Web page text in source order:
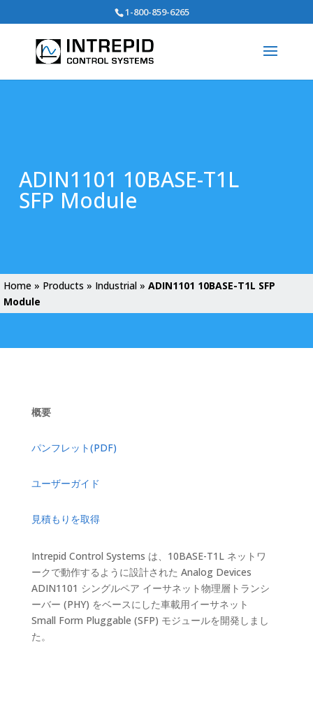
1-800-859-6265
ADIN1101 10BASE-T1L
SFP Module
Home » Products » Industrial » ADIN1101 10BASE-T1L SFP
Module
概要
パンフレット(PDF)
ユーザーガイド
見積もりを取得
Intrepid Control Systems は、10BASE-T1L ネットワ
ークで動作するように設計された Analog Devices
ADIN1101 シングルペア イーサネット物理層トランシ
ーバー (PHY) をベースにした車載用イーサネット
Small Form Pluggable (SFP) モジュールを開発しまし
た。